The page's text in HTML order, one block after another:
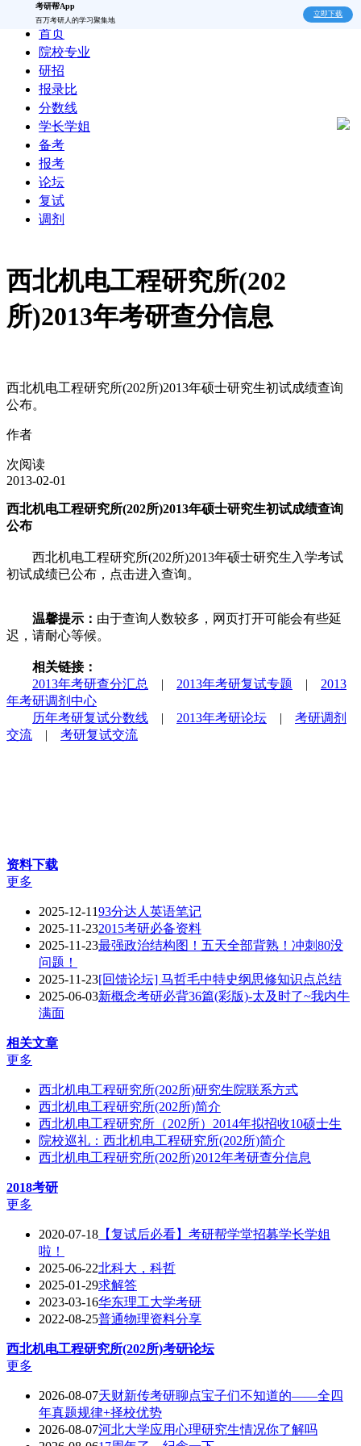
考研帮App
百万考研人的学习聚集地
立即下载
首页
院校专业
研招
报录比
分数线
学长学姐
备考
报考
论坛
复试
调剂
西北机电工程研究所(202
所)2013年考研查分信息
西北机电工程研究所(202所)2013年硕士研究生初试成绩查询
公布。
作者
次阅读
2013-02-01
西北机电工程研究所(202所)2013年硕士研究生初试成绩查询
公布
西北机电工程研究所(202所)2013年硕士研究生入学考试
初试成绩已公布，点击进入查询。
温馨提示： 由于查询人数较多，网页打开可能会有些延
迟，请耐心等候。
相关链接：
2013年考研查分汇总
| 2013年考研复试专题 | 2013
年考研调剂中心
历年考研复试分数线 | 2013年考研论坛 | 考研调剂
交流 | 考研复试交流
资料下载
更多
2025-12-1193分达人英语笔记
2025-11-232015考研必备资料
2025-11-23最强政治结构图！五天全部背熟！冲刺80没
问题！
2025-11-23[回馈论坛] 马哲毛中特史纲思修知识点总结
2025-06-03新概念考研必背36篇(彩版)-太及时了~我内牛
满面
相关文章
更多
西北机电工程研究所(202所)研究生院联系方式
西北机电工程研究所(202所)简介
西北机电工程研究所（202所）2014年拟招收10硕士生
院校巡礼：西北机电工程研究所(202所)简介
西北机电工程研究所(202所)2012年考研查分信息
2018考研
更多
2020-07-18 【复试后必看】考研帮学堂招募学长学姐
啦！
2025-06-22北科大，科哲
2025-01-29求解答
2023-03-16华东理工大学考研
2022-08-25普通物理资料分享
西北机电工程研究所(202所)考研论坛
更多
2026-08-07天财新传考研聊点宝子们不知道的——全四
年真题规律+择校优势
2026-08-07河北大学应用心理研究生情况你了解吗